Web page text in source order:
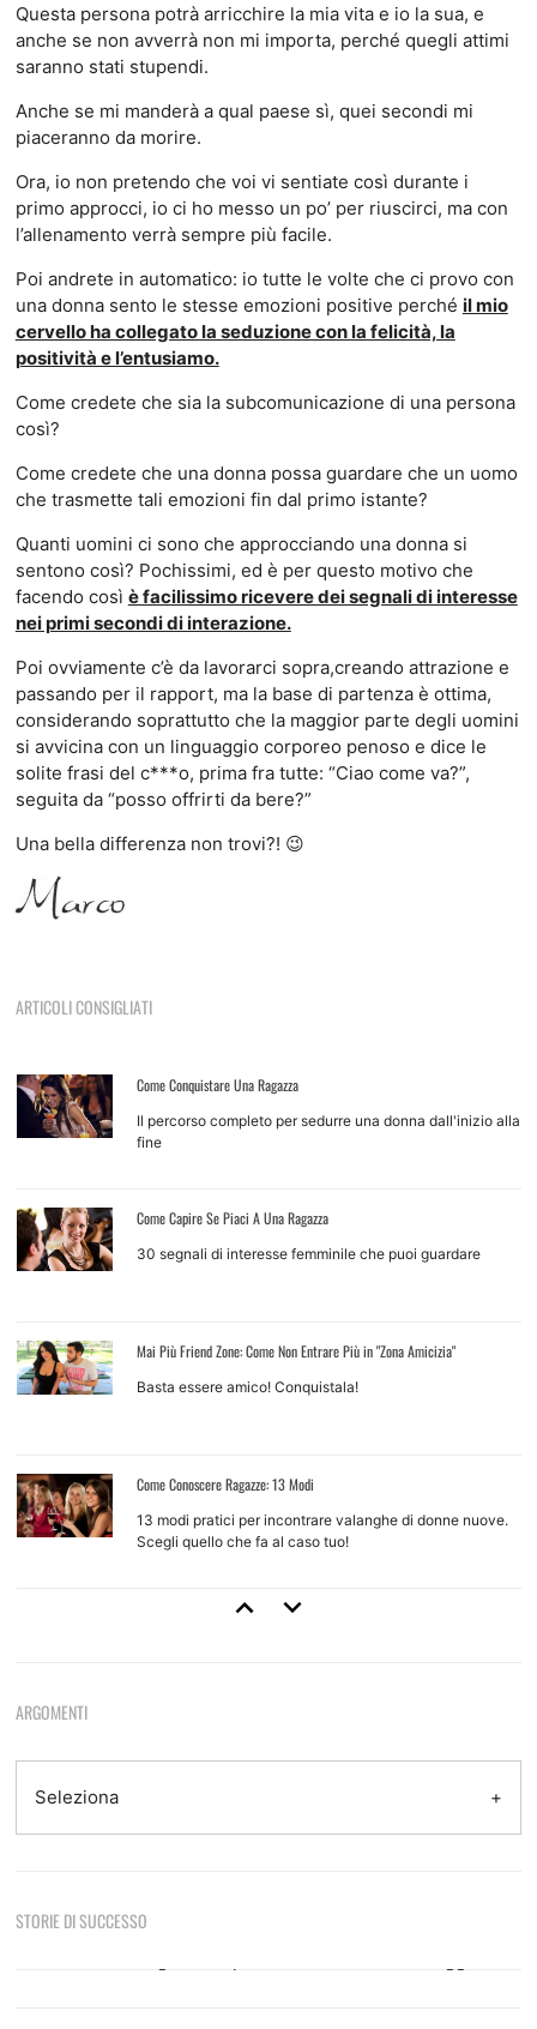
Questa persona potrà arricchire la mia vita e io la sua, e
anche se non avverrà non mi importa, perché quegli attimi
saranno stati stupendi.
Anche se mi manderà a qual paese sì, quei secondi mi
piaceranno da morire.
Ora, io non pretendo che voi vi sentiate così durante i
primo approcci, io ci ho messo un po’ per riuscirci, ma con
l’allenamento verrà sempre più facile.
Poi andrete in automatico: io tutte le volte che ci provo con
una donna sento le stesse emozioni positive perché il mio
cervello ha collegato la seduzione con la felicità, la
positività e l’entusiamo.
Come credete che sia la subcomunicazione di una persona
così?
Come credete che una donna possa guardare che un uomo
che trasmette tali emozioni fin dal primo istante?
Quanti uomini ci sono che approcciando una donna si
sentono così? Pochissimi, ed è per questo motivo che
facendo così è facilissimo ricevere dei segnali di interesse
nei primi secondi di interazione.
Poi ovviamente c’è da lavorarci sopra,creando attrazione e
passando per il rapport, ma la base di partenza è ottima,
considerando soprattutto che la maggior parte degli uomini
si avvicina con un linguaggio corporeo penoso e dice le
solite frasi del c***o, prima fra tutte: “Ciao come va?”,
seguita da “posso offrirti da bere?”
Una bella differenza non trovi?! 😉
ARTICOLI CONSIGLIATI
Come Conquistare Una Ragazza
Il percorso completo per sedurre una donna dall'inizio alla
fine
Come Capire Se Piaci A Una Ragazza
30 segnali di interesse femminile che puoi guardare
Mai Più Friend Zone: Come Non Entrare Più in "Zona Amicizia"
Basta essere amico! Conquistala!
Come Conoscere Ragazze: 13 Modi
13 modi pratici per incontrare valanghe di donne nuove.
Scegli quello che fa al caso tuo!
Come Approcciare Una Ragazza
8 tecniche efficaci e come usarle per sedurre
ARGOMENTI
Seleziona
STORIE DI SUCCESSO
Sono le otto del mattino, sono appena tornato da